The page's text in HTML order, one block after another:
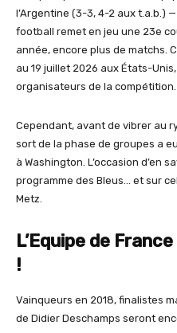
l’Argentine (3-3, 4-2 aux t.a.b.)
football remet en jeu une 23e
année, encore plus de matchs.
au 19 juillet 2026 aux États-
organisateurs de la compétition.
Cependant, avant de vibrer au
sort de la phase de groupes a
à Washington. L’occasion d’en
programme des Bleus… et sur
Metz.
L’Equipe de
!
Vainqueurs en 2018, finalistes
de Didier Deschamps seront